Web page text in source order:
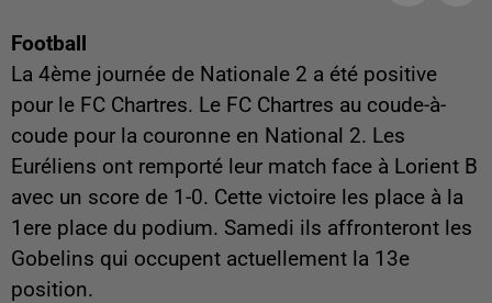
Football
La 4ème journée de Nationale 2 a été positive
pour le FC Chartres. Le FC Chartres au coude-à-
coude pour la couronne en National 2. Les
Euréliens ont remporté leur match face à Lorient B
avec un score de 1-0. Cette victoire les place à la
1ere place du podium. Samedi ils affronteront les
Gobelins qui occupent actuellement la 13e
position.